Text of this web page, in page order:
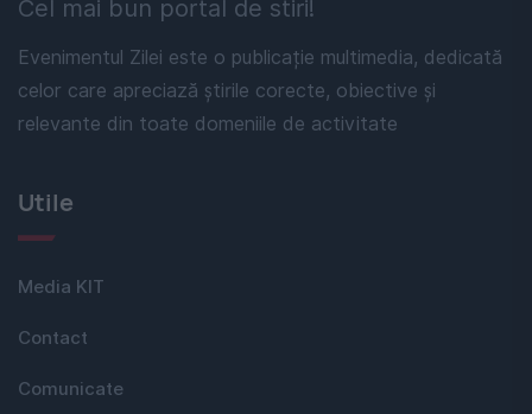
Cel mai bun portal de stiri!
Evenimentul Zilei este o publicație multimedia, dedicată
celor care apreciază știrile corecte, obiective și
relevante din toate domeniile de activitate
Utile
Media KIT
Contact
Comunicate